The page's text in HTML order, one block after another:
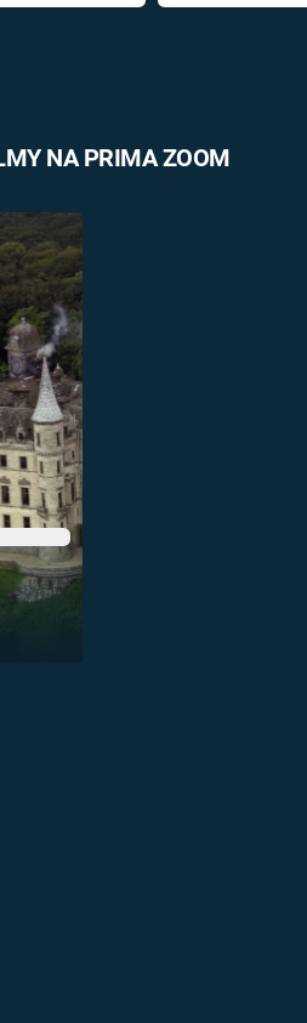
NA PRIMA ZOOM